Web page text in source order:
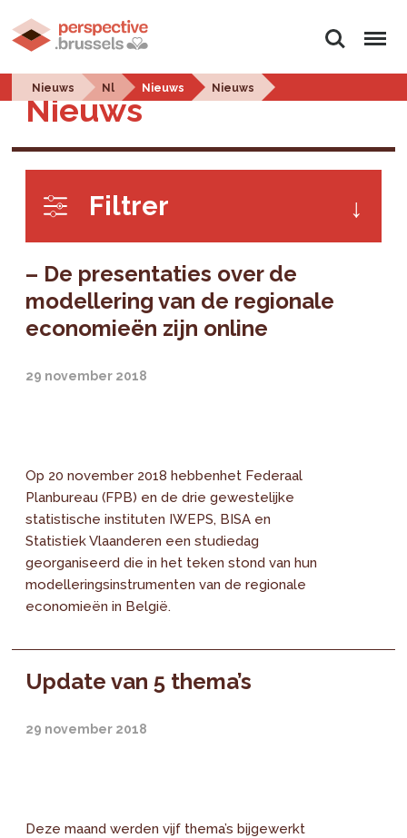
Zoeken Menu
Nieuws Nl Nieuws Nieuws
Nieuws
Filtrer
– De presentaties over de
modellering van de regionale
economieën zijn online
29 november 2018
Op 20 november 2018 hebbenhet Federaal
Planbureau (FPB) en de drie gewestelijke
statistische instituten IWEPS, BISA en
Statistiek Vlaanderen een studiedag
georganiseerd die in het teken stond van hun
modelleringsinstrumenten van de regionale
economieën in België.
Update van 5 thema’s
29 november 2018
Deze maand werden vijf thema’s bijgewerkt